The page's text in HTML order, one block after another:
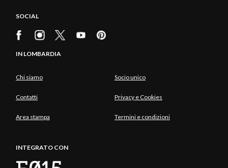
SOCIAL
IN LOMBARDIA
Chi siamo Socio unico
Contatti Privacy e Cookies
Area stampa Termini e condizioni
INTEGRATO CON